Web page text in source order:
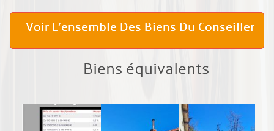
Voir L’ensemble Des Biens Du Conseiller
Biens équivalents